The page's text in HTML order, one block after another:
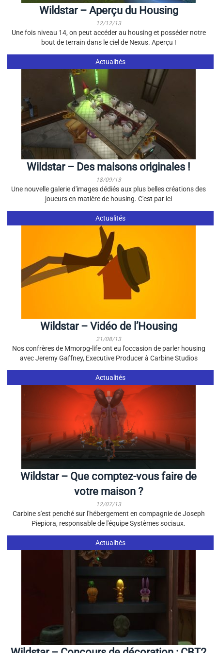
Wildstar – Aperçu du Housing
12/12/13
Une fois niveau 14, on peut accéder au housing et posséder notre
bout de terrain dans le ciel de Nexus. Aperçu !
Actualités
Wildstar – Des maisons originales !
18/09/13
Une nouvelle galerie d'images dédiés aux plus belles créations des
joueurs en matière de housing. C'est par ici
Actualités
Wildstar – Vidéo de l’Housing
21/08/13
Nos confrères de Mmorpg-life ont eu l'occasion de parler housing
avec Jeremy Gaffney, Executive Producer à Carbine Studios
Actualités
Wildstar – Que comptez-vous faire de
votre maison ?
12/07/13
Carbine s'est penché sur l'hébergement en compagnie de Joseph
Piepiora, responsable de l'équipe Systèmes sociaux.
Actualités